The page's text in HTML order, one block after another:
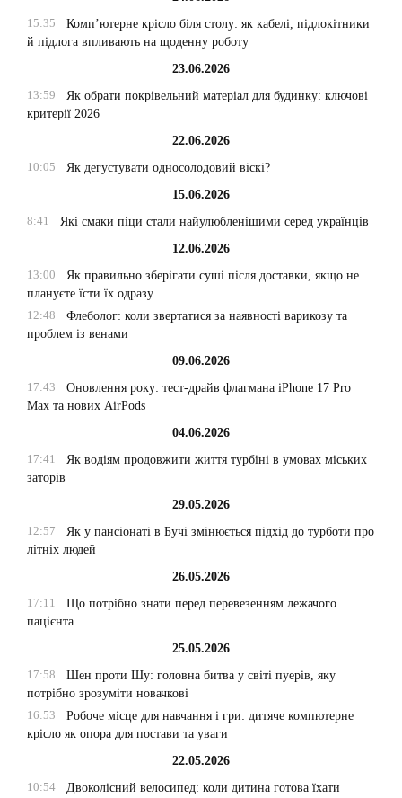
15:35
Комп’ютерне крісло біля столу: як кабелі, підлокітники
й підлога впливають на щоденну роботу
23.06.2026
13:59
Як обрати покрівельний матеріал для будинку: ключові
критерії 2026
22.06.2026
10:05
Як дегустувати односолодовий віскі?
15.06.2026
8:41
Які смаки піци стали найулюбленішими серед українців
12.06.2026
13:00
Як правильно зберігати суші після доставки, якщо не
плануєте їсти їх одразу
12:48
Флеболог: коли звертатися за наявності варикозу та
проблем із венами
09.06.2026
17:43
Оновлення року: тест-драйв флагмана iPhone 17 Pro
Max та нових AirPods
04.06.2026
17:41
Як водіям продовжити життя турбіні в умовах міських
заторів
29.05.2026
12:57
Як у пансіонаті в Бучі змінюється підхід до турботи про
літніх людей
26.05.2026
17:11
Що потрібно знати перед перевезенням лежачого
пацієнта
25.05.2026
17:58
Шен проти Шу: головна битва у світі пуерів, яку
потрібно зрозуміти новачкові
16:53
Робоче місце для навчання і гри: дитяче компютерне
крісло як опора для постави та уваги
22.05.2026
10:54
Двоколісний велосипед: коли дитина готова їхати